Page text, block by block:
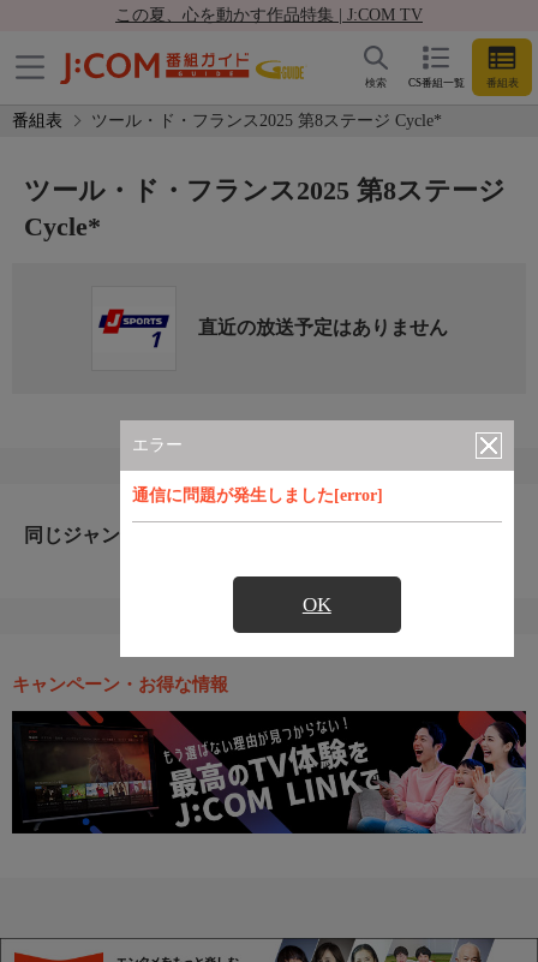
この夏、心を動かす作品特集 | J:COM TV
CS番組一覧 番組表
検索
番組表 ツール・ド・フランス2025 第8ステージ Cycle*
エラー
通信に問題が発生しました[error]
OK
ツール・ド・フランス2025 第8ステージ
Cycle*
直近の放送予定はありません
同じジャンルのおすすめ番組
キャンペーン・お得な情報